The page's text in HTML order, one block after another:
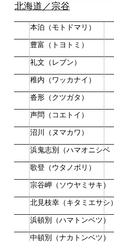
北海道／宗谷
本泊（モトドマリ）
豊富（トヨトミ）
礼文（レブン）
稚内（ワッカナイ）
沓形（クツガタ）
声問（コエトイ）
沼川（ヌマカワ）
浜鬼志別（ハマオニシベ
歌登（ウタノボリ）
宗谷岬（ソウヤミサキ）
北見枝幸（キタミエサシ）
浜頓別（ハマトンベツ）
中頓別（ナカトンベツ）